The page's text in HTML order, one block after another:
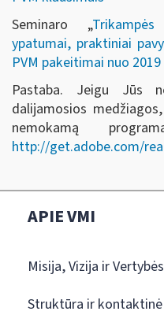
Seminaro „
ypatumai, praktiniai
PVM pakeitimai nuo 2019
Pastaba. Jeigu Jūs
dalijamosios
nemokamą
http://get.adobe.com/
APIE VMI
Misija, Vizija ir Vertybės
Struktūra ir